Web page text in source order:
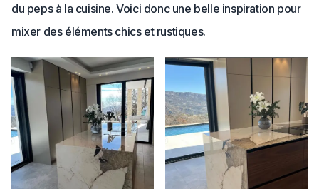
du peps à la cuisine. Voici donc une belle inspiration pour
mixer des éléments chics et rustiques.